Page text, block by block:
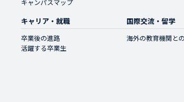
キャンパスマップ
キャリア・就職
卒業後の進路
活躍する卒業生
国際交流・留学
海外の教育機関と